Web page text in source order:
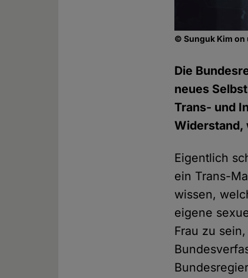
© Sunguk Kim
Die
neues
Trans- und
Widerstand,
Eigentlich
ein Trans-
wissen,
eigene
Frau zu